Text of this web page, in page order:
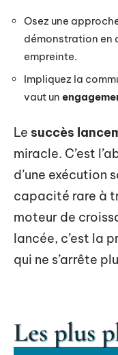
Osez une
démonstration en
empreinte.
Impliquez la
vaut un
Le succès
miracle. C’est
d’une exécution
capacité rare à
moteur de
lancée, c’est la
qui ne s’arrête
Les plus